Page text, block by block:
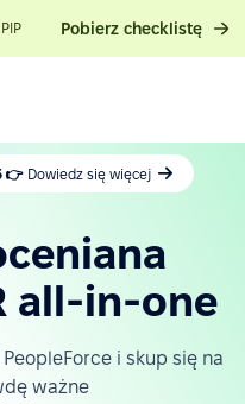
Pobierz checklistę
👉 Dowiedz się więcej
all-in-one
i skup się na
ważne